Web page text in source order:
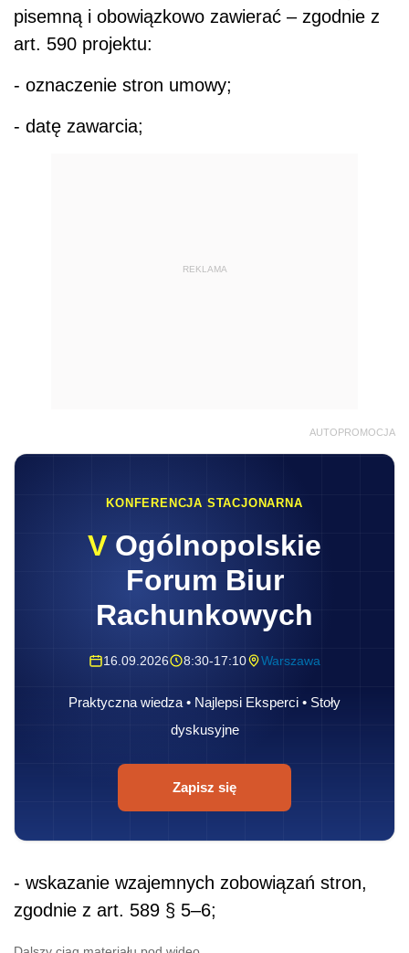
pisemną i obowiązkowo zawierać – zgodnie z
art. 590 projektu:
- oznaczenie stron umowy;
- datę zawarcia;
REKLAMA
AUTOPROMOCJA
KONFERENCJA STACJONARNA
V Ogólnopolskie
Forum Biur
Rachunkowych
16.09.2026 8:30-17:10 Warszawa
Praktyczna wiedza • Najlepsi Eksperci • Stoły
dyskusyjne
Zapisz się
- wskazanie wzajemnych zobowiązań stron,
zgodnie z art. 589 § 5–6;